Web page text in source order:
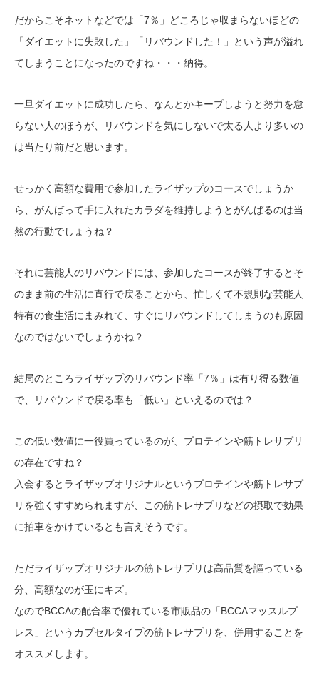
だからこそネットなどでは「7％」どころじゃ収まらないほどの
「ダイエットに失敗した」「リバウンドした！」という声が溢れ
てしまうことになったのですね・・・納得。
一旦ダイエットに成功したら、なんとかキープしようと努力を怠
らない人のほうが、リバウンドを気にしないで太る人より多いの
は当たり前だと思います。
せっかく高額な費用で参加したライザップのコースでしょうか
ら、がんばって手に入れたカラダを維持しようとがんばるのは当
然の行動でしょうね？
それに芸能人のリバウンドには、参加したコースが終了するとそ
のまま前の生活に直行で戻ることから、忙しくて不規則な芸能人
特有の食生活にまみれて、すぐにリバウンドしてしまうのも原因
なのではないでしょうかね？
結局のところライザップのリバウンド率「7％」は有り得る数値
で、リバウンドで戻る率も「低い」といえるのでは？
この低い数値に一役買っているのが、プロテインや筋トレサプリ
の存在ですね？
入会するとライザップオリジナルというプロテインや筋トレサプ
リを強くすすめられますが、この筋トレサプリなどの摂取で効果
に拍車をかけているとも言えそうです。
ただライザップオリジナルの筋トレサプリは高品質を謳っている
分、高額なのが玉にキズ。
なのでBCCAの配合率で優れている市販品の「BCCAマッスルプ
レス」というカプセルタイプの筋トレサプリを、併用することを
オススメします。